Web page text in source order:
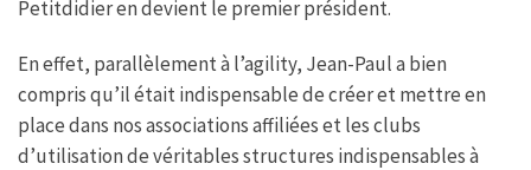
Petitdidier en devient le premier président.
En effet, parallèlement à l’agility, Jean-Paul a bien
compris qu’il était indispensable de créer et mettre en
place dans nos associations affiliées et les clubs
d’utilisation de véritables structures indispensables à